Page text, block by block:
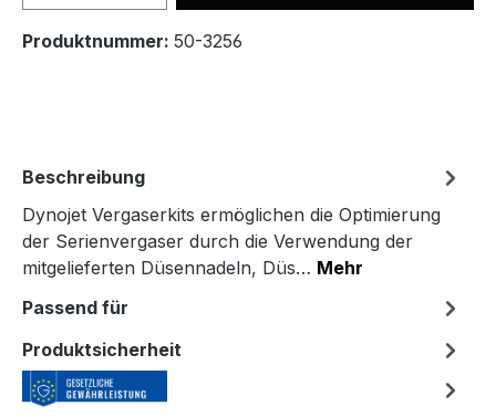
Produktnummer: 50-3256
Beschreibung
Dynojet Vergaserkits ermöglichen die Optimierung
der Serienvergaser durch die Verwendung der
mitgelieferten Düsennadeln, Düs… Mehr
Passend für
Produktsicherheit